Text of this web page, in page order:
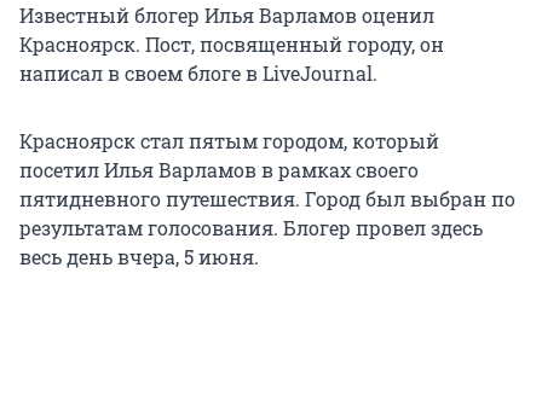
Известный блогер Илья Варламов оценил
Красноярск. Пост, посвященный городу, он
написал в своем блоге в LiveJournal.
Красноярск стал пятым городом, который
посетил Илья Варламов в рамках своего
пятидневного путешествия. Город был выбран по
результатам голосования. Блогер провел здесь
весь день вчера, 5 июня.